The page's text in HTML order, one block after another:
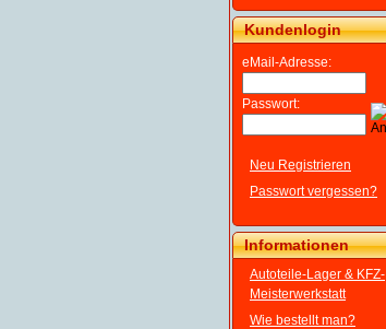
Kundenlogin
eMail-Adresse:
Passwort:
Neu Registrieren
Passwort vergessen?
Informationen
Autoteile-Lager & KFZ-
Meisterwerkstatt
Wie bestellt man?